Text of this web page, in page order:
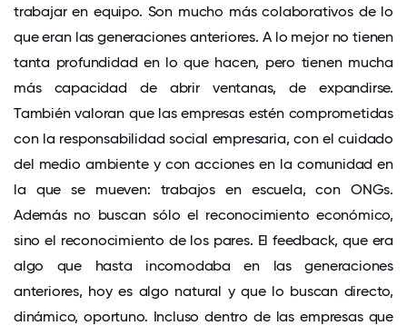
trabajar en equipo. Son mucho más colaborativos de lo
que eran las generaciones anteriores. A lo mejor no tienen
tanta profundidad en lo que hacen, pero tienen mucha
más capacidad de abrir ventanas, de expandirse.
También valoran que las empresas estén comprometidas
con la responsabilidad social empresaria, con el cuidado
del medio ambiente y con acciones en la comunidad en
la que se mueven: trabajos en escuela, con ONGs.
Además no buscan sólo el reconocimiento económico,
sino el reconocimiento de los pares. El feedback, que era
algo que hasta incomodaba en las generaciones
anteriores, hoy es algo natural y que lo buscan directo,
dinámico, oportuno. Incluso dentro de las empresas que